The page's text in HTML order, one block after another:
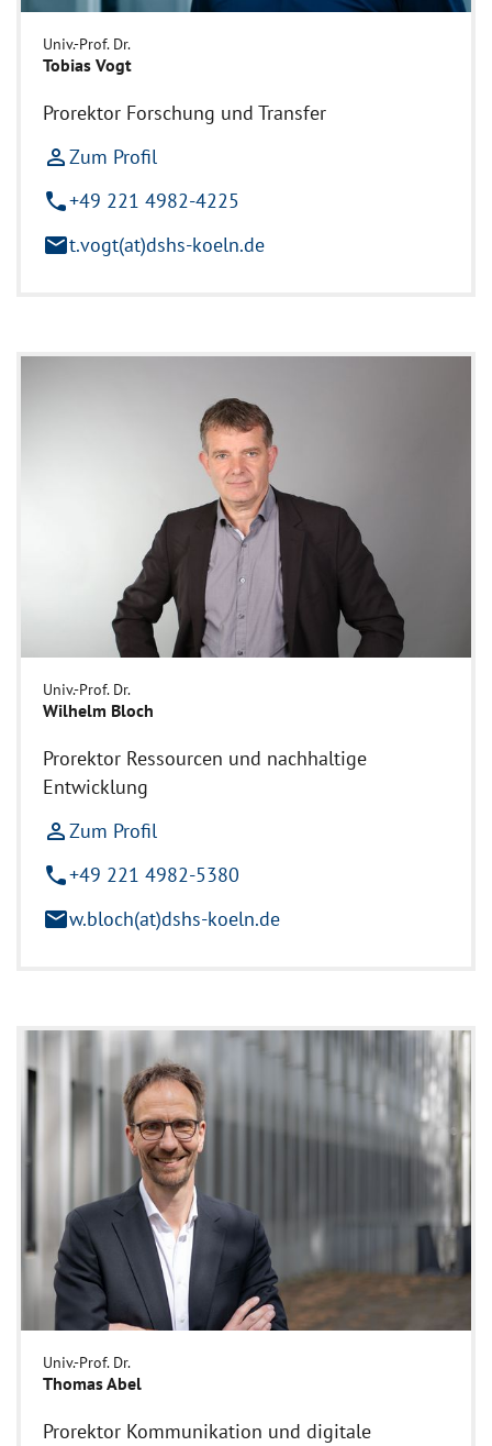
Univ.-Prof. Dr.
Tobias Vogt
Prorektor Forschung und Transfer
person_outlineZum Profil
phone+49 221 4982-4225
mailt.vogt(at)dshs-koeln.de
Univ.-Prof. Dr.
Wilhelm Bloch
Prorektor Ressourcen und nachhaltige
Entwicklung
person_outlineZum Profil
phone+49 221 4982-5380
mailw.bloch(at)dshs-koeln.de
Univ.-Prof. Dr.
Thomas Abel
Prorektor Kommunikation und digitale